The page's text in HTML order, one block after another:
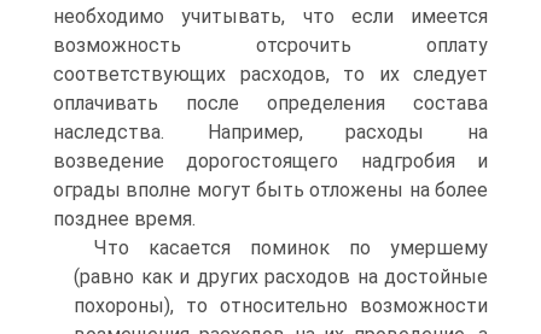
необходимо учитывать, что если имеется
возможность отсрочить оплату
соответствующих расходов, то их следует
оплачивать после определения состава
наследства. Например, расходы на
возведение дорогостоящего надгробия и
ограды вполне могут быть отложены на более
позднее время.
Что касается поминок по умершему
(равно как и других расходов на достойные
похороны), то относительно возможности